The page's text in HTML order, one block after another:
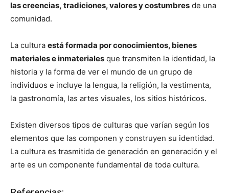
las creencias, tradiciones, valores y costumbres de una
comunidad.
La cultura está formada por conocimientos, bienes
materiales e inmateriales que transmiten la identidad, la
historia y la forma de ver el mundo de un grupo de
individuos e incluye la lengua, la religión, la vestimenta,
la gastronomía, las artes visuales, los sitios históricos.
Existen diversos tipos de culturas que varían según los
elementos que las componen y construyen su identidad.
La cultura es trasmitida de generación en generación y el
arte es un componente fundamental de toda cultura.